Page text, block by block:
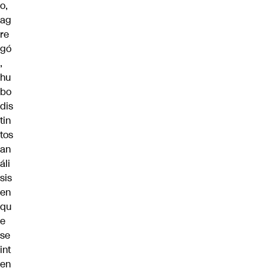
o,
ag
re
gó
,
hu
bo
dis
tin
tos
an
áli
sis
en
qu
e
se
int
en